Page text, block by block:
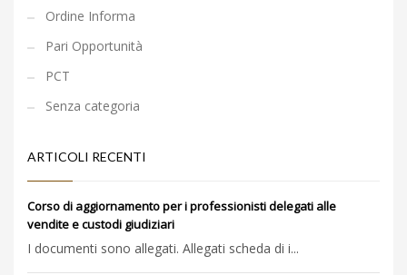
Ordine Informa
Pari Opportunità
PCT
Senza categoria
ARTICOLI RECENTI
Corso di aggiornamento per i professionisti delegati alle
vendite e custodi giudiziari
I documenti sono allegati. Allegati scheda di i...